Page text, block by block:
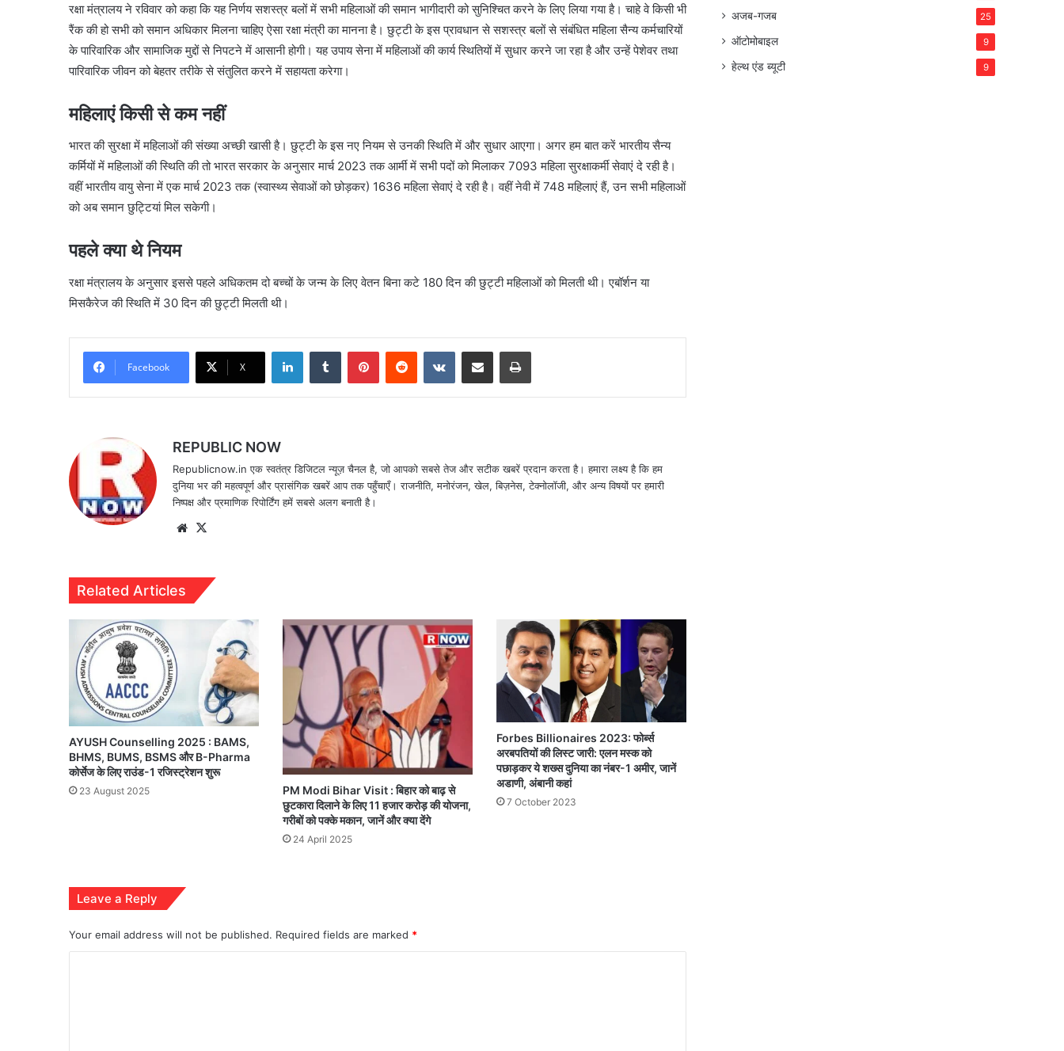
रक्षा मंत्रालय ने रविवार को कहा कि यह निर्णय सशस्त्र बलों में सभी महिलाओं की समान भागीदारी को सुनिश्चित करने के लिए लिया गया है। चाहे वे किसी भी
रैंक की हो सभी को समान अधिकार मिलना चाहिए ऐसा रक्षा मंत्री का मानना है। छुट्टी के इस प्रावधान से सशस्त्र बलों से संबंधित महिला सैन्य कर्मचारियों
के पारिवारिक और सामाजिक मुद्दों से निपटने में आसानी होगी। यह उपाय सेना में महिलाओं की कार्य स्थितियों में सुधार करने जा रहा है और उन्हें पेशेवर तथा
पारिवारिक जीवन को बेहतर तरीके से संतुलित करने में सहायता करेगा।
महिलाएं किसी से कम नहीं
भारत की सुरक्षा में महिलाओं की संख्या अच्छी खासी है। छुट्टी के इस नए नियम से उनकी स्थिति में और सुधार आएगा। अगर हम बात करें भारतीय सैन्य
कर्मियों में महिलाओं की स्थिति की तो भारत सरकार के अनुसार मार्च 2023 तक आर्मी में सभी पदों को मिलाकर 7093 महिला सुरक्षाकर्मी सेवाएं दे रही है।
वहीं भारतीय वायु सेना में एक मार्च 2023 तक (स्वास्थ्य सेवाओं को छोड़कर) 1636 महिला सेवाएं दे रही है। वहीं नेवी में 748 महिलाएं हैं, उन सभी महिलाओं
को अब समान छुट्टियां मिल सकेगी।
पहले क्या थे नियम
रक्षा मंत्रालय के अनुसार इससे पहले अधिकतम दो बच्चों के जन्म के लिए वेतन बिना कटे 180 दिन की छुट्टी महिलाओं को मिलती थी। एबॉर्शन या
मिसकैरेज की स्थिति में 30 दिन की छुट्टी मिलती थी।
Facebook X
LinkedInTumblr PinterestReddit VKontakteShare via Email Print
REPUBLIC NOW
Republicnow.in एक स्वतंत्र डिजिटल न्यूज़ चैनल है, जो आपको सबसे तेज और सटीक खबरें प्रदान करता है। हमारा लक्ष्य है कि हम
दुनिया भर की महत्वपूर्ण और प्रासंगिक खबरें आप तक पहुँचाएँ। राजनीति, मनोरंजन, खेल, बिज़नेस, टेक्नोलॉजी, और अन्य विषयों पर हमारी
निष्पक्ष और प्रमाणिक रिपोर्टिंग हमें सबसे अलग बनाती है।
Website
Related Articles
AYUSH Counselling 2025 : BAMS,
BHMS, BUMS, BSMS और B-Pharma
कोर्सेज के लिए राउंड-1 रजिस्ट्रेशन शुरू
23 August 2025
PM Modi Bihar Visit : बिहार को बाढ़ से
छुटकारा दिलाने के लिए 11 हजार करोड़ की योजना,
गरीबों को पक्के मकान, जानें और क्या देंगे
24 April 2025
Forbes Billionaires 2023: फोर्ब्स
अरबपतियों की लिस्ट जारी: एलन मस्क को
पछाड़कर ये शख्स दुनिया का नंबर-1 अमीर, जानें
अडाणी, अंबानी कहां
7 October 2023
Leave a Reply
Your email address will not be published. Required fields are marked *
अजब-गजब 25
ऑटोमोबाइल 9
हेल्थ एंड ब्यूटी 9